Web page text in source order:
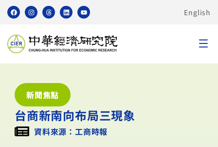
English
新聞焦點
台商新南向布局三現象
資料來源：工商時報